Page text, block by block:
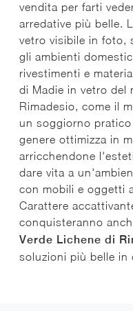
vendita per farti
arredative più belle.
vetro visibile in foto,
gli ambienti
rivestimenti e
di Madie in vetro del
Rimadesio, come il
un soggiorno pratico
genere ottimizza in
arricchendone
dare vita a
con mobili e oggetti
Carattere
conquisteranno
Verde Lichene di
soluzioni più belle in